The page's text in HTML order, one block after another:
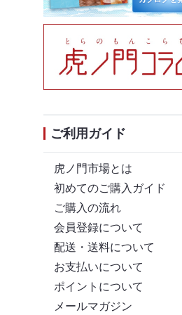
ご利用ガイド
虎ノ門市場とは
初めてのご購入ガイド
ご購入の流れ
会員登録について
配送・送料について
お支払いについて
ポイントについて
メールマガジン